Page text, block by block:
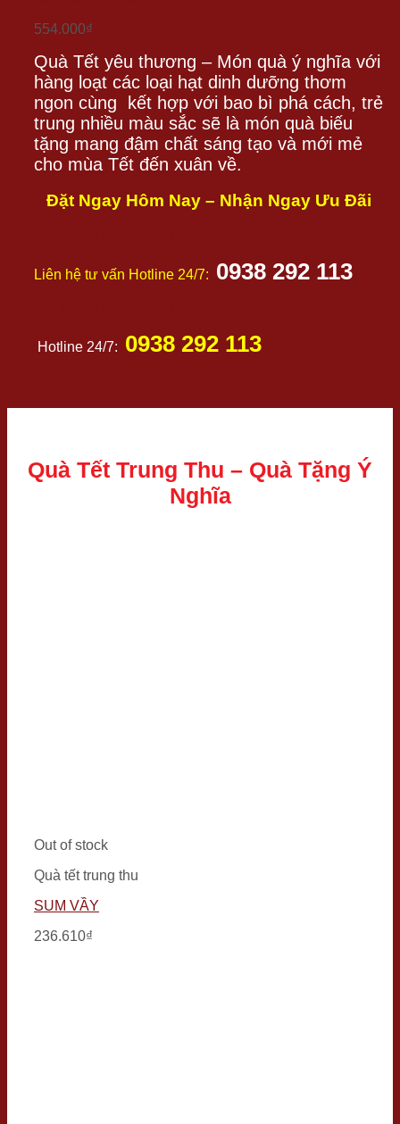
554.000₫
Quà Tết yêu thương – Món quà ý nghĩa với
hàng loạt các loại hạt dinh dưỡng thơm
ngon cùng kết hợp với bao bì phá cách, trẻ
trung nhiều màu sắc sẽ là món quà biếu
tặng mang đậm chất sáng tạo và mới mẻ
cho mùa Tết đến xuân về.
Đặt Ngay Hôm Nay – Nhận Ngay Ưu Đãi
Liên hệ tư vấn Hotline 24/7: 0938 292 113
Hotline 24/7: 0938 292 113
Quà Tết Trung Thu – Quà Tặng Ý
Nghĩa
Out of stock
Quà tết trung thu
SUM VẦY
236.610₫